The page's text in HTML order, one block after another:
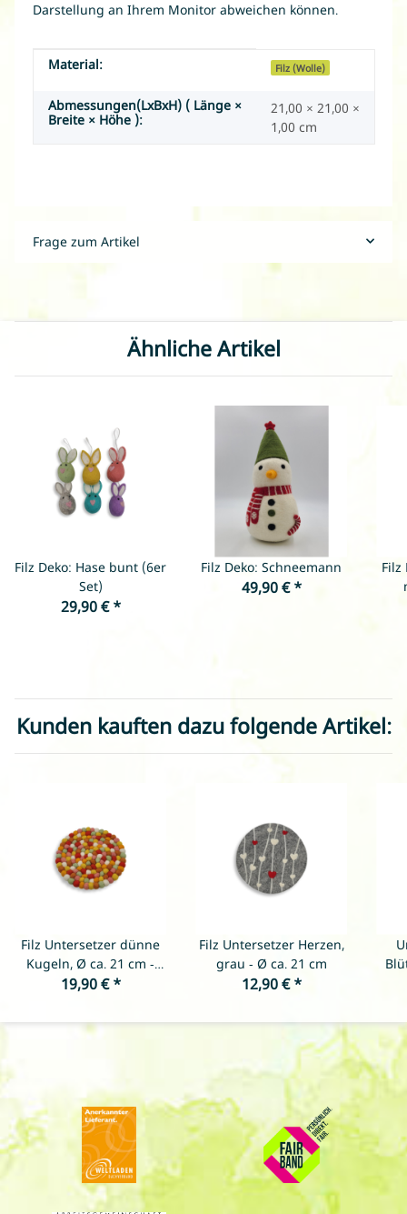
Darstellung an Ihrem Monitor abweichen können.
Produkteigenschaft
Wert
Material: Filz (Wolle)
Abmessungen(LxBxH) ( Länge ×
Breite × Höhe ):
21,00 × 21,00 ×
1,00 cm
Frage zum Artikel
Ähnliche Artikel
Filz Deko: Hase bunt (6er
Set)
29,90 €*
Filz Deko: Schneemann
49,90 €*
Filz
Kunden kauften dazu folgende Artikel:
Filz Untersetzer dünne
Kugeln, Ø ca. 21 cm -
Bollywood hell
19,90 €*
Filz Untersetzer Herzen,
grau - Ø ca. 21 cm
12,90 €*